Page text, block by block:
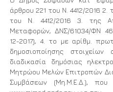
άρθρου 221 του Ν. 4412/2016 2.
του Ν. 4412/2016 3. της
Μεταφορών, ΔΝΣ/61034/ΦΝ
12-2017), 4. το με αρίθμ.
δημοσιοποίησης
διαδικασία δημόσιας
Μητρώου Μελών Επιτροπών
Συμβάσεων (Μη.Μ.Ε.Δ.), που